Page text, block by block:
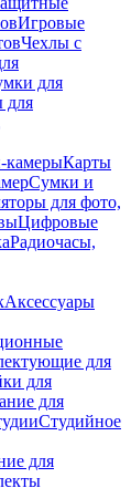
Игровые
Чехлы с
для
для
Карты
Сумки и
для фото,
Цифровые
Радиочасы,
Аксессуары
для
для
для
Студийное
для